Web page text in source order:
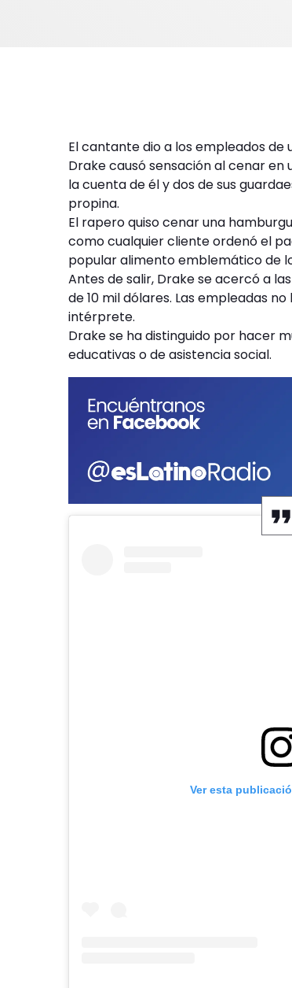
El cantante dio a los empleados de
Drake causó sensación al cenar
la cuenta de él y dos de sus
propina.
El rapero quiso cenar una
como cualquier cliente ordenó el
popular alimento emblemático de
Antes de salir, Drake se acercó a
de 10 mil dólares. Las empleadas
intérprete.
Drake se ha distinguido por hacer
educativas o de asistencia social.
Ver esta